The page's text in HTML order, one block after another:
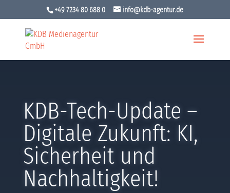
+49 7234 80 688 0 info@kdb-agentur.de
KDB-Tech-Update –
Digitale Zukunft: KI,
Sicherheit und
Nachhaltigkeit!